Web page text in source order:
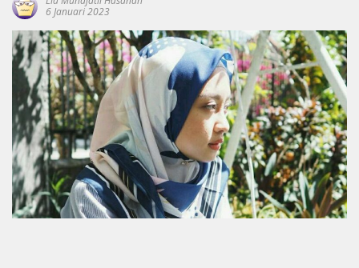
6 Januari 2023